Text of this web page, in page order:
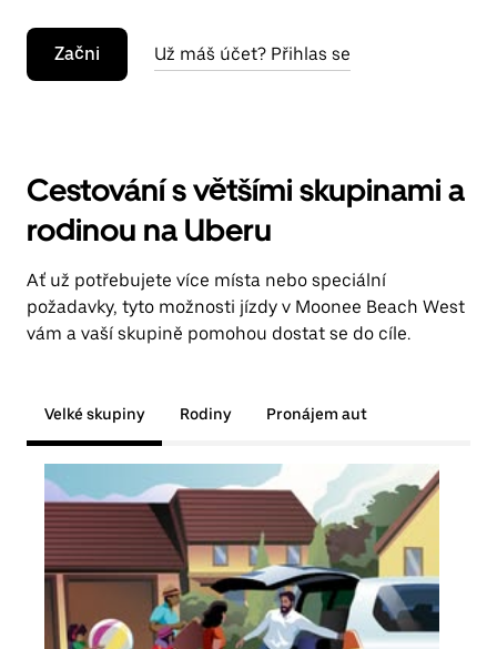
Začni Už máš účet? Přihlas se
Cestování s většími skupinami a
rodinou na Uberu
Ať už potřebujete více místa nebo speciální
požadavky, tyto možnosti jízdy v Moonee Beach West
vám a vaší skupině pomohou dostat se do cíle.
Velké skupiny Rodiny Pronájem aut